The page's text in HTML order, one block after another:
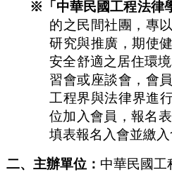
※「中華民國工程法律
的之民間社團，專
研究與推廣，期使
安全舒適之居住環
習會或座談會，會
工程界與法律界進
位加入會員，報名
填表報名入會並繳
二、主辦單位： 中華民國工